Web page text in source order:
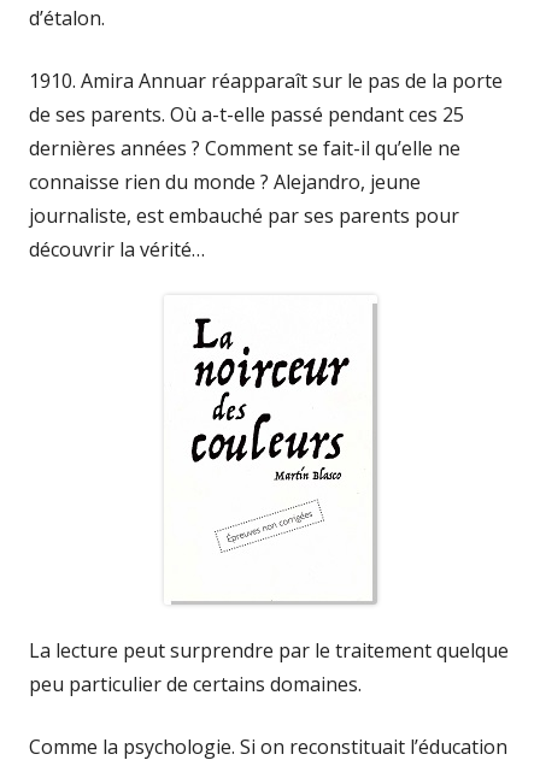
d’étalon.
1910. Amira Annuar réapparaît sur le pas de la porte
de ses parents. Où a-t-elle passé pendant ces 25
dernières années ? Comment se fait-il qu’elle ne
connaisse rien du monde ? Alejandro, jeune
journaliste, est embauché par ses parents pour
découvrir la vérité…
La lecture peut surprendre par le traitement quelque
peu particulier de certains domaines.
Comme la psychologie. Si on reconstituait l’éducation